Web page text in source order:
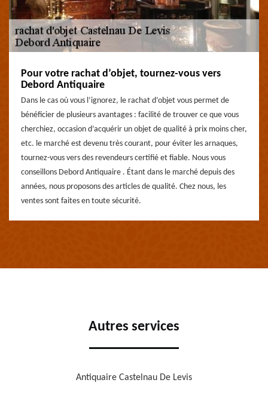
Pour votre rachat d’objet, tournez-vous vers
Debord Antiquaire
Dans le cas où vous l’ignorez, le rachat d’objet vous permet de
bénéficier de plusieurs avantages : facilité de trouver ce que vous
cherchiez, occasion d’acquérir un objet de qualité à prix moins cher,
etc. le marché est devenu très courant, pour éviter les arnaques,
tournez-vous vers des revendeurs certifié et fiable. Nous vous
conseillons Debord Antiquaire . Étant dans le marché depuis des
années, nous proposons des articles de qualité. Chez nous, les
ventes sont faites en toute sécurité.
Autres services
Antiquaire Castelnau De Levis